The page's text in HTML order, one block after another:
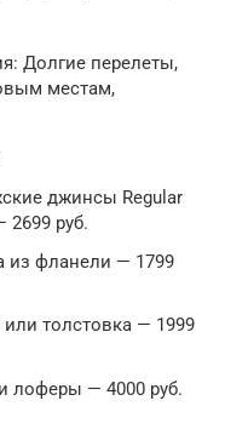
Долгие перелеты,
местам,
джинсы Regular
2699 руб.
из фланели — 1799
толстовка — 1999
лоферы — 4000 руб.